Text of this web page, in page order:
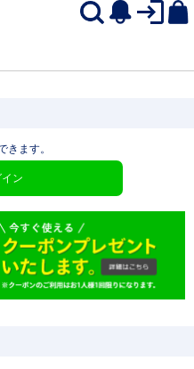
きます。
ン